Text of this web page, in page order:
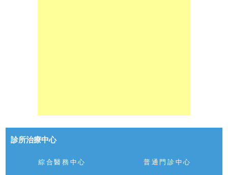
診所治療中心
綜合醫務中心 普通門診中心